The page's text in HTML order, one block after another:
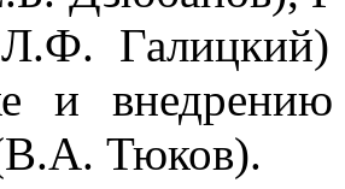
.Ф. Гал
и
Тюков).